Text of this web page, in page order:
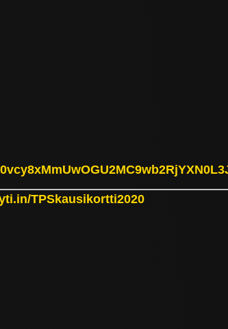
TPSkausikortti2020